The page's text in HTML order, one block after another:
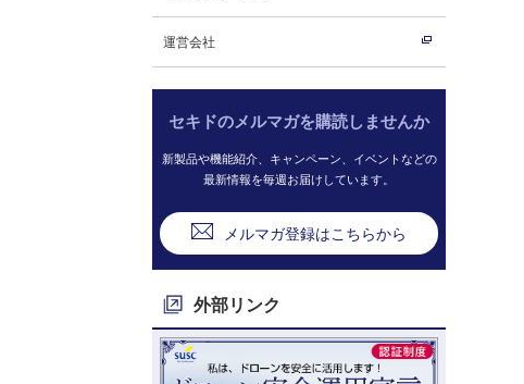
運営会社
セキドのメルマガを購読しませんか
新製品や機能紹介、キャンペーン、イベントなどの
最新情報を毎週お届けしています。
メルマガ登録はこちらから
外部リンク